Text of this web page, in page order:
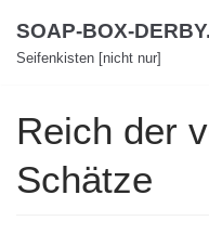
Zum
Inhalt
SOAP-BOX-
Seifenkisten [nicht nur]
Reich der
Schätze